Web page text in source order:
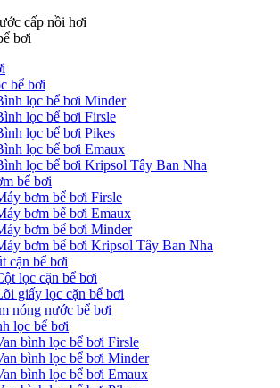
cấp nồi hơi
bơi
bể bơi
lọc bể bơi Minder
lọc bể bơi Firsle
lọc bể bơi Pikes
lọc bể bơi Emaux
lọc bể bơi Kripsol Tây Ban Nha
bể bơi
bơm bể bơi Firsle
bơm bể bơi Emaux
bơm bể bơi Minder
bơm bể bơi Kripsol Tây Ban Nha
cặn bể bơi
lọc cặn bể bơi
giấy lọc cặn bể bơi
nóng nước bể bơi
lọc bể bơi
bình lọc bể bơi Firsle
bình lọc bể bơi Minder
bình lọc bể bơi Emaux